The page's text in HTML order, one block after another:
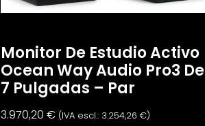
Monitor De Estudio Activo
Ocean Way Audio Pro3 De
7 Pulgadas – Par
3.970,20€ (IVA escl.: 3.254,26€)